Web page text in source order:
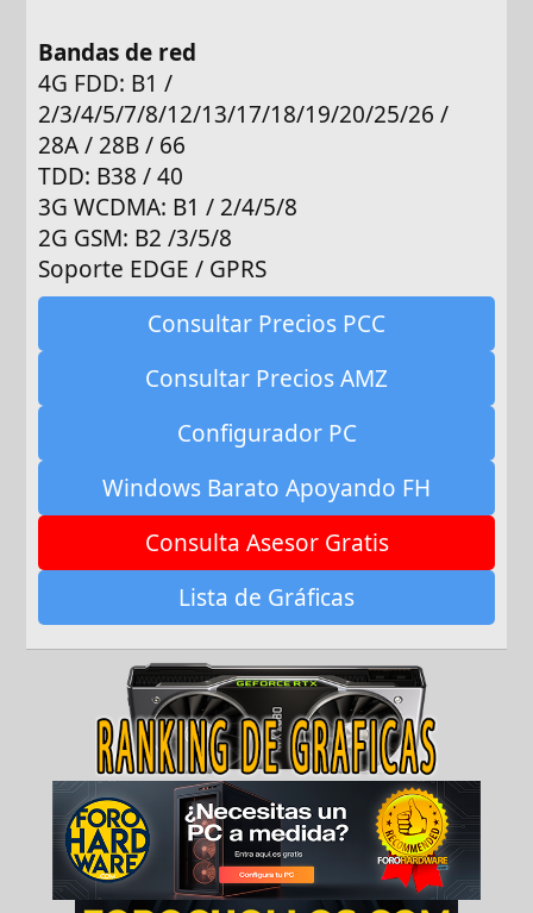
Bandas de red
4G FDD: B1 /
2/3/4/5/7/8/12/13/17/18/19/20/25/26 /
28A / 28B / 66
TDD: B38 / 40
3G WCDMA: B1 / 2/4/5/8
2G GSM: B2 /3/5/8
Soporte EDGE / GPRS
Consultar Precios PCC
Consultar Precios AMZ
Configurador PC
Windows Barato Apoyando FH
Consulta Asesor Gratis
Lista de Gráficas